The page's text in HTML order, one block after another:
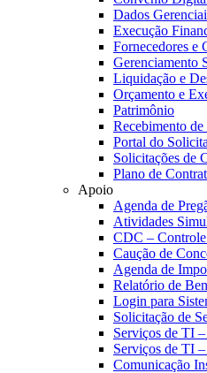
Dados
Execução
Fornecedores e
Gerenciamento
Liquidação e
Orçamento e
Patrimônio
Recebimento
Portal do
Solicitações de
Plano de
Apoio
Agenda de
Atividades
CDC –
Caução de
Agenda de
Relatório de
Login para
Solicitação de
Serviços de TI
Serviços de TI
Comunicação